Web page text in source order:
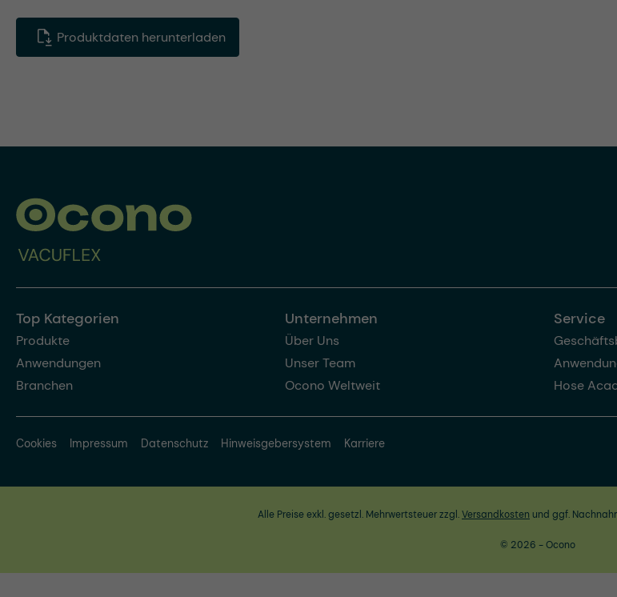
Produktdaten herunterladen
Top Kategorien
Produkte
Anwendungen
Branchen
Unternehmen
Über Uns
Unser Team
Ocono Weltweit
Service
Hose
Cookies Impressum Datenschutz Hinweisgebersystem Karriere
Alle Preise exkl. gesetzl. Mehrwertsteuer zzgl.Versandkosten und ggf.
© 2026 - Ocono